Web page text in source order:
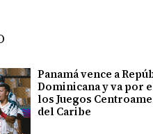
Panamá vence a
Dominicana y va por
los Juegos
del Caribe